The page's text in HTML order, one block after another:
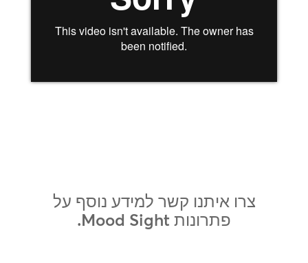
צרו איתנו קשר למידע נוסף על
פתרונות Mood Sight.